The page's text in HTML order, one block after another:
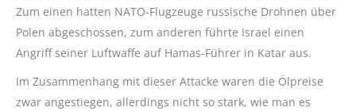
Zum einen hatten NATO-Flugzeuge russische Drohnen über
Polen abgeschossen, zum anderen führte Israel einen
Angriff seiner Luftwaffe auf Hamas-Führer in Katar aus.
Im Zusammenhang mit dieser Attacke waren die Ölpreise
zwar angestiegen, allerdings nicht so stark, wie man es